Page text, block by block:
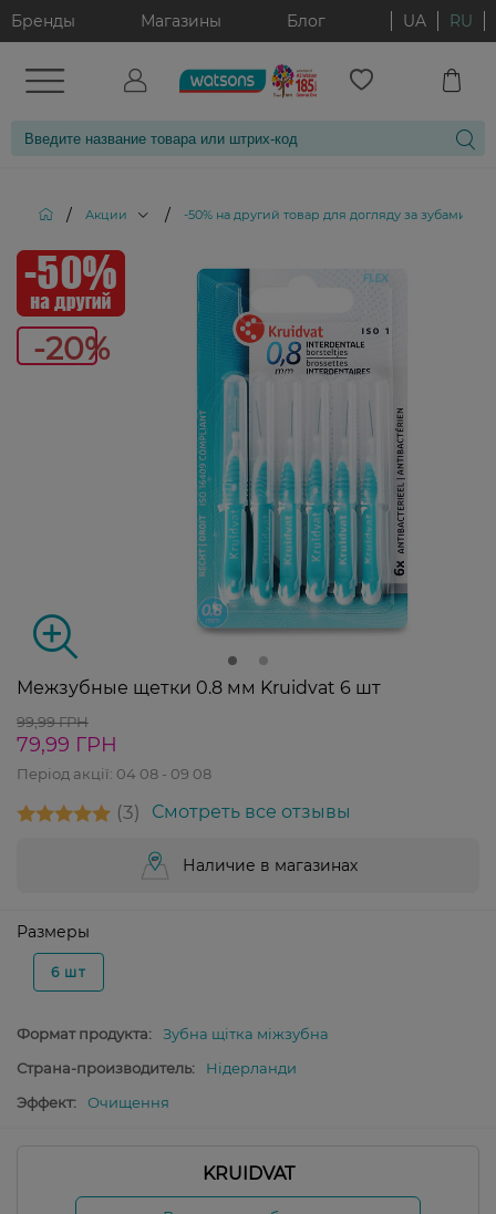
Бренды Магазины Блог UA RU
/ Акции / -50% на другий товар для догляду за зубами
-20%
Межзубные щетки 0.8 мм Kruidvat 6 шт
99,99 ГРН
79,99 ГРН
Період акції: 04 08 - 09 08
3 Смотреть все отзывы
Наличие в магазинах
Размеры
6 шт
Формат продукта:
Зубна щітка міжзубна
Страна-производитель:
Нідерланди
Эффект:
Очищення
KRUIDVAT